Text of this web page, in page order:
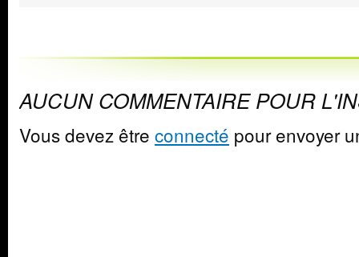
AUCUN COMMENTAIRE POUR
Vous devez être connecté pour envoyer